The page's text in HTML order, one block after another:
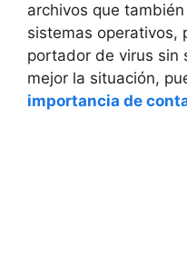
archivos que
sistemas operativos,
portador de virus sin
mejor la situación,
importancia de